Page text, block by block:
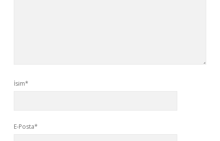
İsim*
E-Posta*